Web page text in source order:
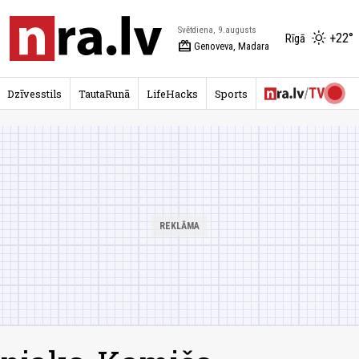
Svētdiena, 9.augusts
redeem Genoveva, Madara
Rīgā +22°
Dzīvesstils TautaRunā LifeHacks Sports